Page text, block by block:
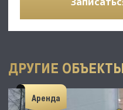
ДРУГИЕ
Аренда